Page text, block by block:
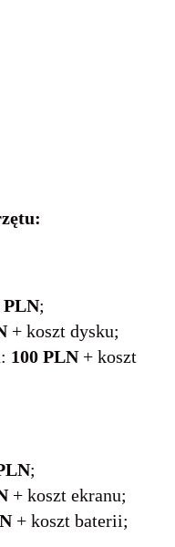
PLN;
+ koszt dysku;
100 PLN+ koszt
;
+ koszt ekranu;
+ koszt baterii;